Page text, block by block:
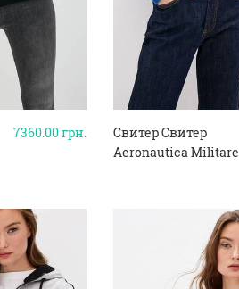
7360.00грн.
Свитер Свитер
Aeronautica Militare